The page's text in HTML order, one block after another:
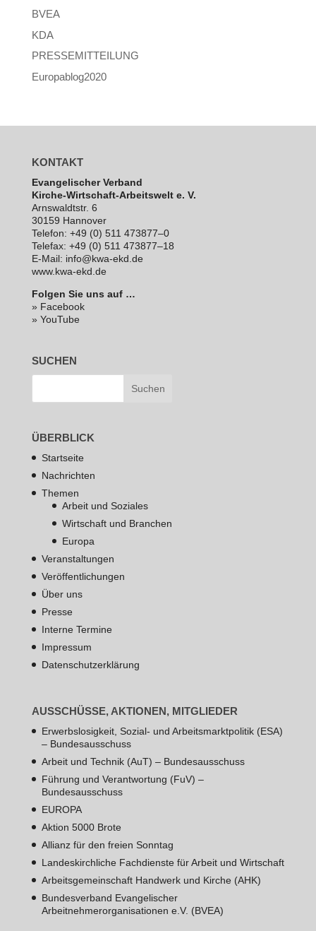
BVEA
KDA
PRESSEMITTEILUNG
Europablog2020
KONTAKT
Evan­ge­li­scher Verband
Kirche-Wirt­schaft-Arbeits­welt e. V.
Arns­waldt­str. 6
30159 Hannover
Telefon: +49 (0) 511 473877–0
Telefax: +49 (0) 511 473877–18
E‑Mail: info@kwa-ekd.de
www.kwa-ekd.de
Folgen Sie uns auf …
» Facebook
» YouTube
SUCHEN
ÜBERBLICK
Startseite
Nachrichten
Themen
Arbeit und Soziales
Wirtschaft und Branchen
Europa
Veranstaltungen
Veröffentlichungen
Über uns
Presse
Interne Termine
Impressum
Datenschutzerklärung
AUSSCHÜSSE, AKTIONEN, MITGLIEDER
Erwerbslosigkeit, Sozial- und Arbeitsmarktpolitik (ESA)
– Bundesausschuss
Arbeit und Technik (AuT) – Bundesausschuss
Führung und Verantwortung (FuV) –
Bundesausschuss
EUROPA
Aktion 5000 Brote
Allianz für den freien Sonntag
Landeskirchliche Fachdienste für Arbeit und Wirtschaft
Arbeitsgemeinschaft Handwerk und Kirche (AHK)
Bundesverband Evangelischer
Arbeitnehmerorganisationen e.V. (BVEA)